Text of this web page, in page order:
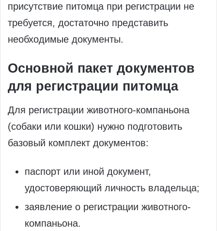
присутствие питомца при регистрации не
требуется, достаточно представить
необходимые документы.
Основной пакет документов
для регистрации питомца
Для регистрации животного-компаньона
(собаки или кошки) нужно подготовить
базовый комплект документов:
паспорт или иной документ,
удостоверяющий личность владельца;
заявление о регистрации животного-
компаньона.